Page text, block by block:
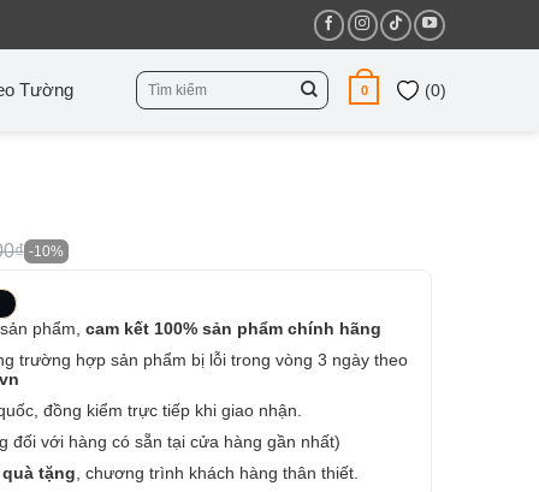
Tường
Tìm
kiếm:
0 (0)
-10%
phẩm, cam kết 100% sản phẩm chính hãng
trường hợp sản phẩm bị lỗi trong vòng 3 ngày theo
đồng kiểm trực tiếp khi giao nhận.
đối với hàng có sẵn tại cửa hàng gần nhất)
tặng , chương trình khách hàng thân thiết.